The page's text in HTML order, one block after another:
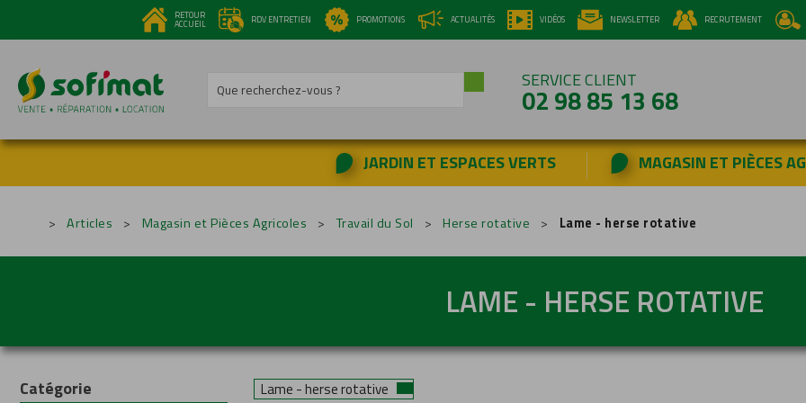
RETOUR
ACCUEIL RDV ENTRETIEN PROMOTIONS ACTUALITÉS VIDÉOS NEWSLETTER RECRUTEMENT
Que recherchez-vous ? SERVICE CLIENT
02 98 85 13 68
JARDIN ET ESPACES VERTS MAGASIN ET PIÈCES
Articles Magasin et Pièces Agricoles Travail du Sol Herse rotative Lame - herse rotative
LAME - HERSE ROTATIVE
Catégorie Lame - herse rotative